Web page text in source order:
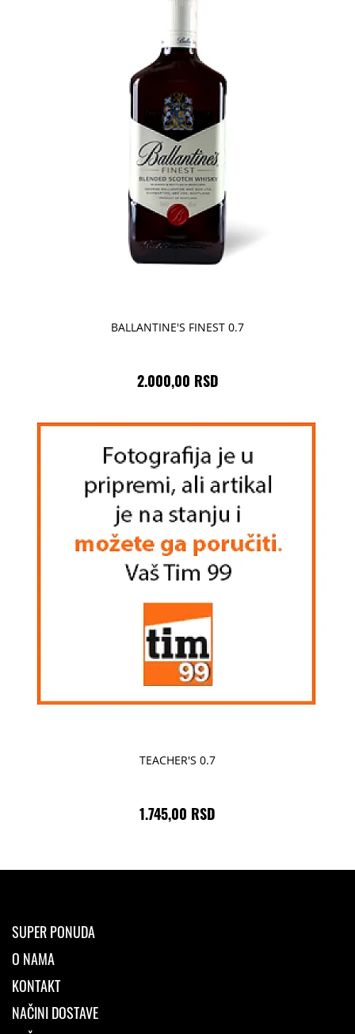
BALLANTINE'S FINEST 0.7
2.000,00 RSD
TEACHER'S 0.7
1.745,00 RSD
SUPER PONUDA
O NAMA
KONTAKT
NAČINI DOSTAVE